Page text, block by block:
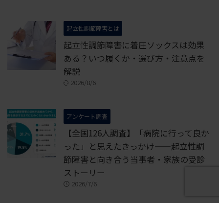
起立性調節障害とは
起立性調節障害に着圧ソックスは効果
ある？いつ履くか・選び方・注意点を
解説
2026/8/6
アンケート調査
【全国126人調査】「病院に行って良か
った」と思えたきっかけ——起立性調
節障害と向き合う当事者・家族の受診
ストーリー
2026/7/6